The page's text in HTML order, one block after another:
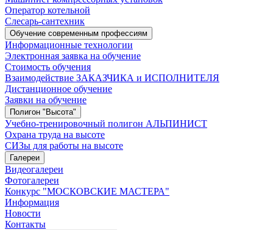
Оператор котельной
Слесарь-сантехник
Обучение современным профессиям
Информационные технологии
Электронная заявка на обучение
Стоимость обучения
Взаимодействие ЗАКАЗЧИКА и ИСПОЛНИТЕЛЯ
Дистанционное обучение
Заявки на обучение
Полигон "Высота"
Учебно-тренировочный полигон АЛЬПИНИСТ
Охрана труда на высоте
СИЗы для работы на высоте
Галереи
Видеогалереи
Фотогалереи
Конкурс "МОСКОВСКИЕ МАСТЕРА"
Информация
Новости
Контакты